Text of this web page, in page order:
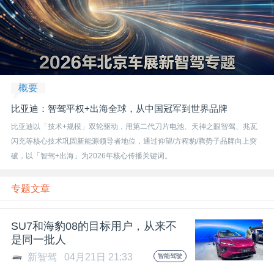
峰
网
开
活
动
概要
比亚迪：智驾平权+出海全球，从中国冠军到世界品牌
比亚迪以「技术+规模」双轮驱动，用第二代刀片电池、天神之眼智驾、兆瓦
闪充等核心技术巩固新能源领导者地位，通过仰望/方程豹/腾势子品牌向上突
破，以「智驾+出海」为2026年核心传播关键词。
专题文章
SU7和海豹08的目标用户，从来不
是同一批人
新智驾 04月21日 21:33 智能驾驶